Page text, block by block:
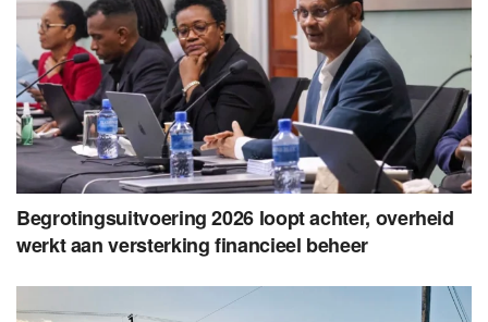
Begrotingsuitvoering 2026 loopt achter, overheid
werkt aan versterking financieel beheer